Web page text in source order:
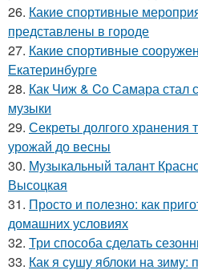
26. Какие спортивные
представлены в городе
27. Какие спортивные
Екатеринбурге
28. Как Чиж & Co Самара стал
музыки
29. Секреты долгого хранения
урожай до весны
30. Музыкальный талант
Высоцкая
31. Просто и полезно: как
домашних условиях
32. Три способа сделать
33. Как я сушу яблоки на зиму: